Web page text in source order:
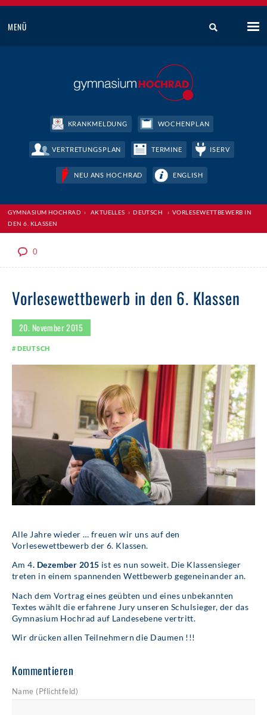
MENÜ
KRANKMELDUNG WOCHENPLAN
VERTRETUNGSPLAN TERMINE ISERV
NEU ANS HOCHRAD ENGLISH
GYMNASIUM HOCHRAD › AKTUELLES ›DEUTSCH › VORLESEWETTBEWERB IN
DEN 6. KLASSEN
0
Vorlesewettbewerb in den 6. Klassen
20. November 2015
DEUTSCH
Alle Jahre wieder … freuen wir uns auf den
Vorlesewettbewerb der 6. Klassen.
Am 4. Dezember 2015 ist es nun soweit. Die Klassensieger
treten in einem spannenden Wettbewerb gegeneinander an.
Nach dem Vortrag eines geübten und eines unbekannten
Textes wählt die erfahrene Jury unseren Schulsieger, der das
Gymnasium Hochrad auf Landesebene vertritt.
Wir drücken allen Teilnehmern die Daumen !!!
Kommentieren
Name (Pflichtfeld)